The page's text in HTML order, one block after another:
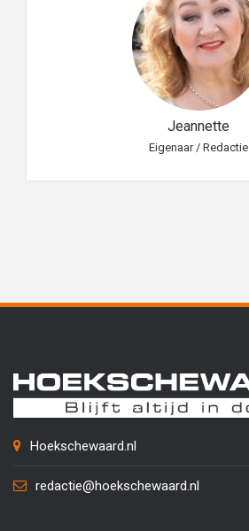
Jeannette
Eigenaar / Redactie
Hoekschewaard.nl
redactie@hoekschewaard.nl